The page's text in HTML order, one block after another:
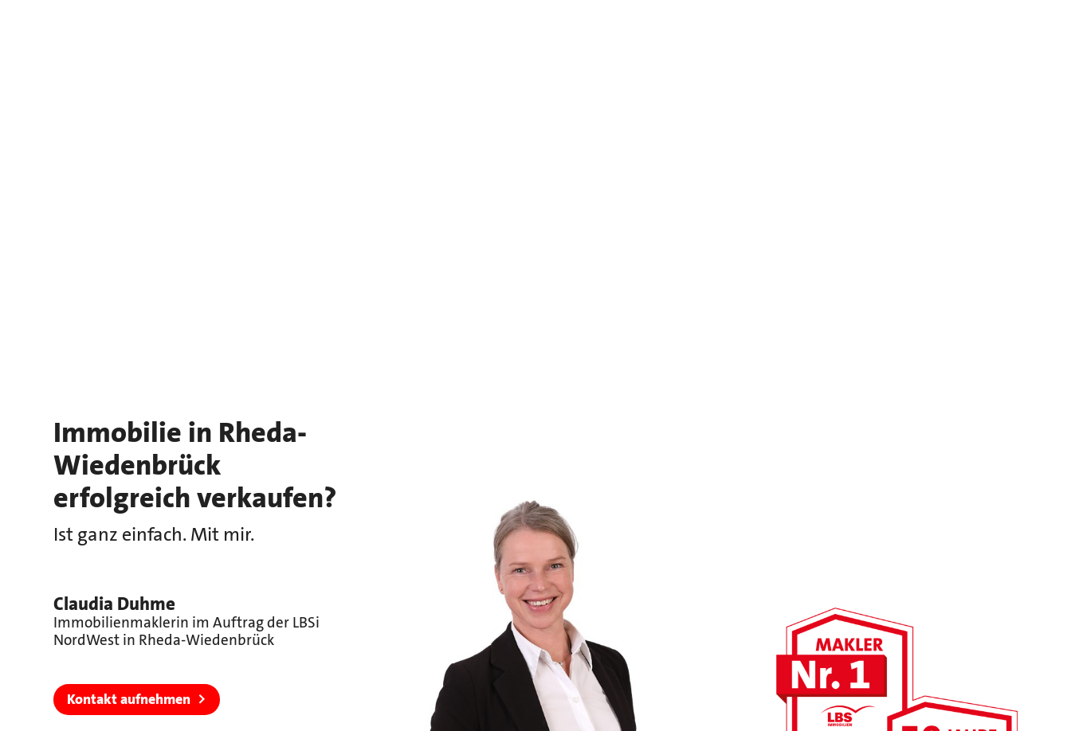
Immobilie in Rheda-
Wiedenbrück
erfolgreich verkaufen?
Ist ganz einfach. Mit mir.
Claudia Duhme
Immobilienmaklerin im Auftrag der LBSi
NordWest in Rheda-Wiedenbrück
Kontakt aufnehmen